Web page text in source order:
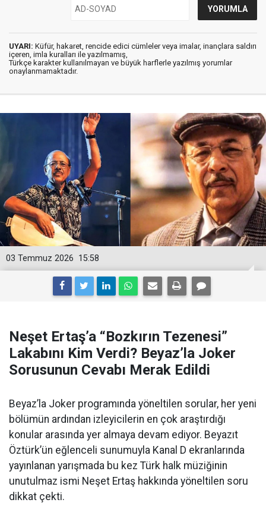
UYARI: Küfür, hakaret, rencide edici cümleler veya imalar, inançlara saldırı
içeren, imla kuralları ile yazılmamış,
Türkçe karakter kullanılmayan ve büyük harflerle yazılmış yorumlar
onaylanmamaktadır.
15:58
03 Temmuz 2026
Neşet Ertaş’a “Bozkırın Tezenesi”
Lakabını Kim Verdi? Beyaz’la Joker
Sorusunun Cevabı Merak Edildi
Beyaz’la Joker programında yöneltilen sorular, her yeni
bölümün ardından izleyicilerin en çok araştırdığı
konular arasında yer almaya devam ediyor. Beyazıt
Öztürk’ün eğlenceli sunumuyla Kanal D ekranlarında
yayınlanan yarışmada bu kez Türk halk müziğinin
unutulmaz ismi Neşet Ertaş hakkında yöneltilen soru
dikkat çekti.